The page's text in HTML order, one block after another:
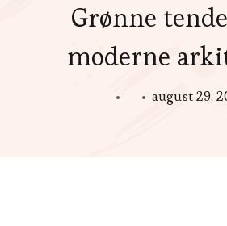
Grønne
moderne
august 29,